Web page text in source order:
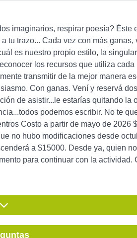
imaginarios, respirar poesía? Éste
tu trazo... Cada vez con más ganas,
es nuestro propio estilo, la
los recursos que utiliza cada
transmitir de la mejor manera
Con ganas. Vení y reservá
de asistir...le estarías quitando la
podemos escribir. No te
Costo a partir de mayo de 2026
no hubo modificaciones desde
a $15000. Desde ya, quien
para continuar con la actividad.